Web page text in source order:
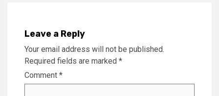
Leave a Reply
Your email address will not be published.
Required fields are marked *
Comment *